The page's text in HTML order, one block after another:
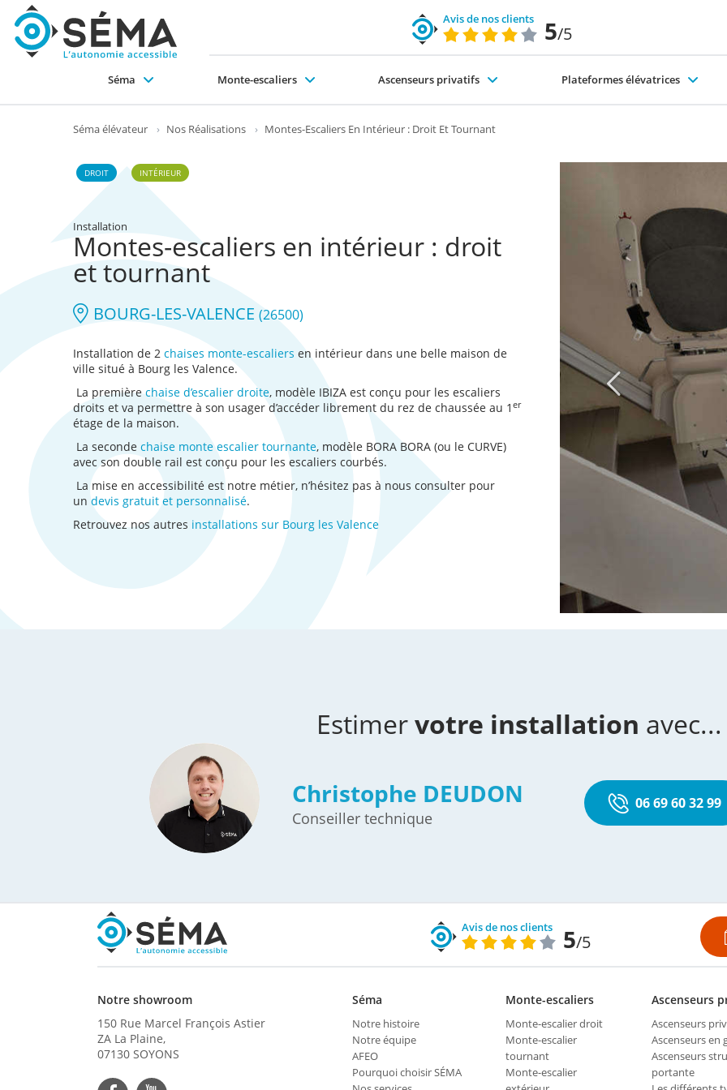
Avis de nos clients 5/5
Séma Monte-escaliers Ascenseurs privatifs Plateformes élévatrices
Séma élévateur › Nos Réalisations › Montes-Escaliers En Intérieur : Droit Et Tournant
DROIT INTÉRIEUR
Installation
Montes-escaliers en intérieur : droit
et tournant
BOURG-LES-VALENCE (26500)
Installation de 2 chaises monte-escaliers en intérieur dans une belle maison de
ville situé à Bourg les Valence.
La première chaise d’escalier droite, modèle IBIZA est conçu pour les escaliers
droits et va permettre à son usager d’accéder librement du rez de chaussée au 1 er
étage de la maison.
La seconde chaise monte escalier tournante, modèle BORA BORA (ou le CURVE)
avec son double rail est conçu pour les escaliers courbés.
La mise en accessibilité est notre métier, n’hésitez pas à nous consulter pour
un devis gratuit et personnalisé.
Retrouvez nos autres installations sur Bourg les Valence
Estimervotre installation avec...
Christophe DEUDON
Conseiller technique
06 69 60 32 99
Avis de nos clients 5/5
Notre showroom
150 Rue Marcel François Astier
ZA La Plaine,
07130 SOYONS
Séma
Notre histoire
Notre équipe
AFEO
Pourquoi choisir SÉMA
Monte-escaliers
Monte-escalier droit
Monte-escalier
tournant
Monte-escalier
Ascenseurs
Ascenseurs
Ascenseurs en
Ascenseurs
portante